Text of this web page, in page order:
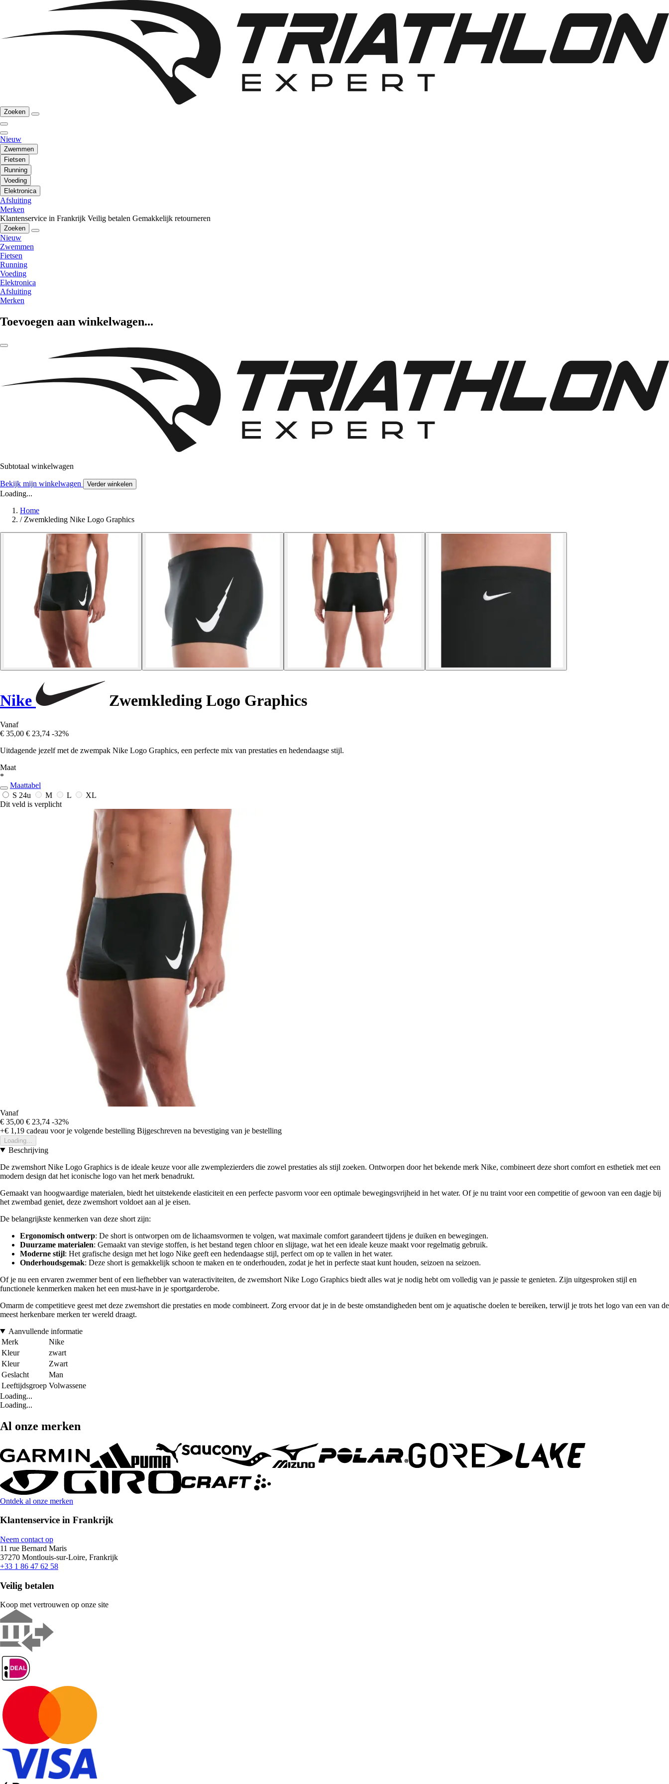
Zoeken
Nieuw
Zwemmen
Fietsen
Running
Voeding
Elektronica
Afsluiting
Merken
Klantenservice in Frankrijk Veilig betalen Gemakkelijk retourneren
Zoeken
Nieuw
Zwemmen
Fietsen
Running
Voeding
Elektronica
Afsluiting
Merken
Toevoegen aan winkelwagen...
Subtotaal winkelwagen
Bekijk mijn winkelwagen Verder winkelen
Loading...
Home
/ Zwemkleding Nike Logo Graphics
Nike Zwemkleding Logo Graphics
Vanaf
€ 35,00 € 23,74 -32%
Uitdagende jezelf met de zwempak Nike Logo Graphics, een perfecte mix van prestaties en hedendaagse stijl.
Maat
*
Maattabel
S 24u M L
XL
Dit veld is verplicht
Vanaf
€ 35,00 € 23,74 -32%
+€ 1,19 cadeau voor je volgende bestelling Bijgeschreven na bevestiging van je bestelling
Loading...
Beschrijving
De zwemshort Nike Logo Graphics is de ideale keuze voor alle zwemplezierders die zowel prestaties als stijl zoeken. Ontworpen door het bekende merk Nike, combineert deze short comfort en esthetiek met een
modern design dat het iconische logo van het merk benadrukt.
Gemaakt van hoogwaardige materialen, biedt het uitstekende elasticiteit en een perfecte pasvorm voor een optimale bewegingsvrijheid in het water. Of je nu traint voor een competitie of gewoon van een dagje bij
het zwembad geniet, deze zwemshort voldoet aan al je eisen.
De belangrijkste kenmerken van deze short zijn:
Ergonomisch ontwerp: De short is ontworpen om de lichaamsvormen te volgen, wat maximale comfort garandeert tijdens je duiken en bewegingen.
Duurzame materialen: Gemaakt van stevige stoffen, is het bestand tegen chloor en slijtage, wat het een ideale keuze maakt voor regelmatig gebruik.
Moderne stijl: Het grafische design met het logo Nike geeft een hedendaagse stijl, perfect om op te vallen in het water.
Onderhoudsgemak: Deze short is gemakkelijk schoon te maken en te onderhouden, zodat je het in perfecte staat kunt houden, seizoen na seizoen.
Of je nu een ervaren zwemmer bent of een liefhebber van wateractiviteiten, de zwemshort Nike Logo Graphics biedt alles wat je nodig hebt om volledig van je passie te genieten. Zijn uitgesproken stijl en
functionele kenmerken maken het een must-have in je sportgarderobe.
Omarm de competitieve geest met deze zwemshort die prestaties en mode combineert. Zorg ervoor dat je in de beste omstandigheden bent om je aquatische doelen te bereiken, terwijl je trots het logo van een van de
meest herkenbare merken ter wereld draagt.
Aanvullende informatie
Merk
Nike
Kleur
zwart
Kleur
Zwart
Geslacht
Man
Leeftijdsgroep Volwassene
Loading...
Loading...
Al onze merken
Ontdek al onze merken
Klantenservice in Frankrijk
Neem contact op
11 rue Bernard Maris
37270 Montlouis-sur-Loire, Frankrijk
+33 1 86 47 62 58
Veilig betalen
Koop met vertrouwen op onze site